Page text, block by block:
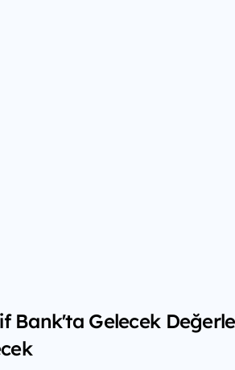
Bank'ta Gelecek